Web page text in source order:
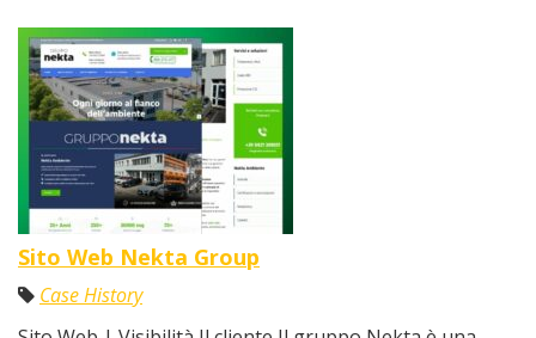
Sito Web Nekta Group
Case History